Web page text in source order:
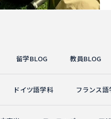
留学BLOG 教員BLOG
ドイツ語学科 フランス語